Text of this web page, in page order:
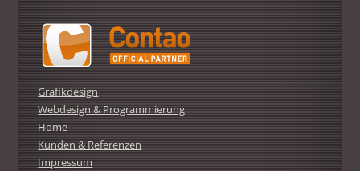
Grafikdesign
Webdesign & Programmierung
Home
Kunden & Referenzen
Impressum